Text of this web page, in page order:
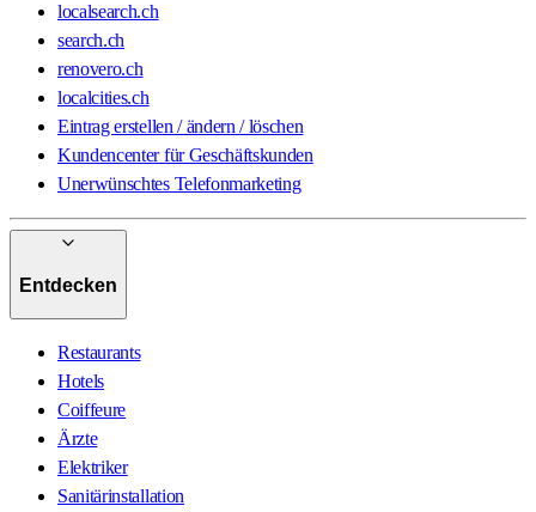
localsearch.ch
search.ch
renovero.ch
localcities.ch
Eintrag erstellen / ändern / löschen
Kundencenter für Geschäftskunden
Unerwünschtes Telefonmarketing
Entdecken
Restaurants
Hotels
Coiffeure
Ärzte
Elektriker
Sanitärinstallation